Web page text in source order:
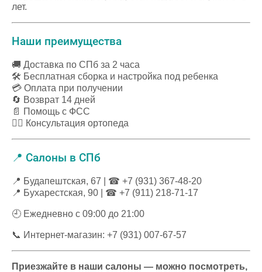
лет.
Наши преимущества
🚚 Доставка по СПб за 2 часа
🛠 Бесплатная сборка и настройка под ребенка
💳 Оплата при получении
🔄 Возврат 14 дней
📄 Помощь с ФСС
🧑‍⚕️ Консультация ортопеда
📍 Салоны в СПб
📍 Будапештская, 67 | ☎ +7 (931) 367-48-20
📍 Бухарестская, 90 | ☎ +7 (911) 218-71-17
🕘 Ежедневно с 09:00 до 21:00
📞 Интернет-магазин: +7 (931) 007-67-57
Приезжайте в наши салоны — можно посмотреть,